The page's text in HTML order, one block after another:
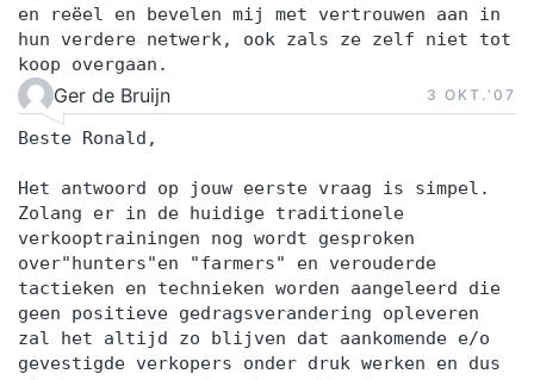
en reëel en bevelen mij met vertrouwen aan in
hun verdere netwerk, ook zals ze zelf niet tot
koop overgaan.
Ger de Bruijn 3 OKT.‘07
Beste Ronald,
Het antwoord op jouw eerste vraag is simpel.
Zolang er in de huidige traditionele
verkooptrainingen nog wordt gesproken
over"hunters"en "farmers" en verouderde
tactieken en technieken worden aangeleerd die
geen positieve gedragsverandering opleveren
zal het altijd zo blijven dat aankomende e/o
gevestigde verkopers onder druk werken en dus